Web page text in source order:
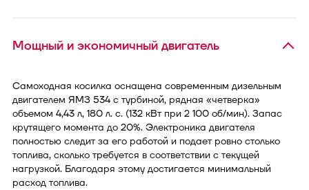
Мощный и экономичный двигатель
Самоходная косилка оснащена современным дизельным
двигателем ЯМЗ 534 с турбиной, рядная «четверка»
объемом 4,43 л, 180 л. с. (132 кВт при 2 100 об/мин). Запас
крутящего момента до 20%. Электроника двигателя
полностью следит за его работой и подает ровно столько
топлива, сколько требуется в соответствии с текущей
нагрузкой. Благодаря этому достигается минимальный
расход топлива.